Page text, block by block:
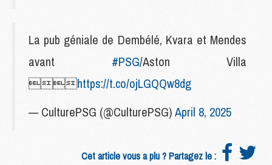
La pub géniale de Dembélé, Kvara et Mendes
avant #PSG/Aston Villa
https://t.co/ojLGQQw8dg
— CulturePSG (@CulturePSG)April 8, 2025
Cet article vous a plu ? Partagez le :